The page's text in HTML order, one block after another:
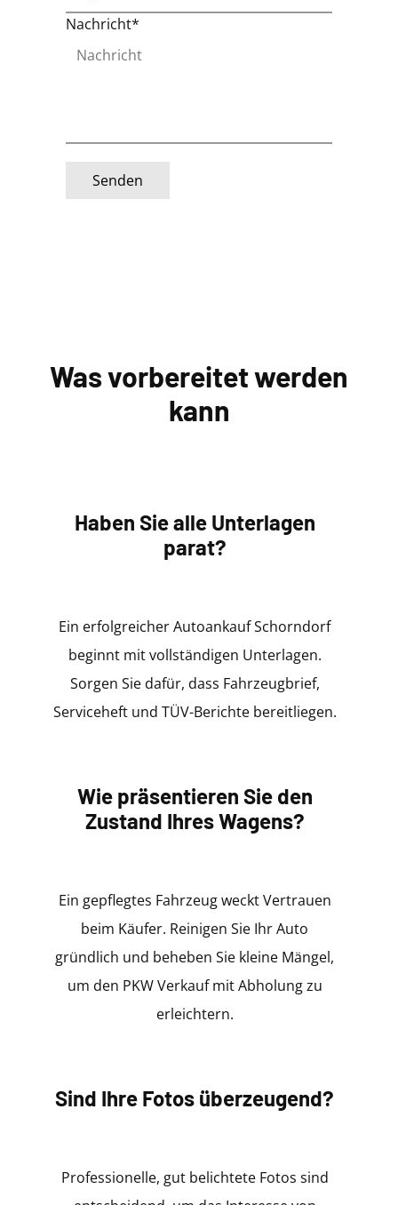
Nachricht*
Was vorbereitet werden
kann
Haben Sie alle Unterlagen
parat?
Ein erfolgreicher Autoankauf Schorndorf
beginnt mit vollständigen Unterlagen.
Sorgen Sie dafür, dass Fahrzeugbrief,
Serviceheft und TÜV-Berichte bereitliegen.
Wie präsentieren Sie den
Zustand Ihres Wagens?
Ein gepflegtes Fahrzeug weckt Vertrauen
beim Käufer. Reinigen Sie Ihr Auto
gründlich und beheben Sie kleine Mängel,
um den PKW Verkauf mit Abholung zu
erleichtern.
Sind Ihre Fotos überzeugend?
Professionelle, gut belichtete Fotos sind